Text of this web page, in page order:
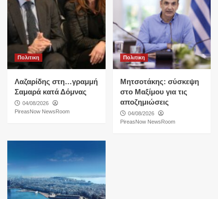
Πολιτικη
Λαζαρίδης στη…γραμμή
Σαμαρά κατά Δόμνας
04/08/2026
PireasNow NewsRoom
Πολιτικη
Μητσοτάκης: σύσκεψη
στο Μαξίμου για τις
αποζημιώσεις
04/08/2026
PireasNow NewsRoom